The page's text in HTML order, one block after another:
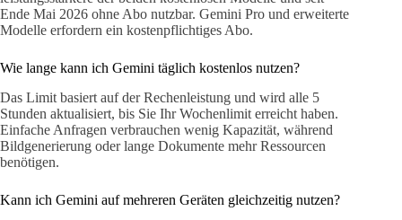
Ende Mai 2026 ohne Abo nutzbar. Gemini Pro und erweiterte
Modelle erfordern ein kostenpflichtiges Abo.
Wie lange kann ich Gemini täglich kostenlos nutzen?
Das Limit basiert auf der Rechenleistung und wird alle 5
Stunden aktualisiert, bis Sie Ihr Wochenlimit erreicht haben.
Einfache Anfragen verbrauchen wenig Kapazität, während
Bildgenerierung oder lange Dokumente mehr Ressourcen
benötigen.
Kann ich Gemini auf mehreren Geräten gleichzeitig nutzen?